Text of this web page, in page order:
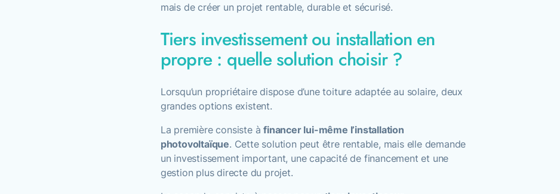
mais de créer un projet rentable, durable et sécurisé.
Tiers investissement ou installation en
propre : quelle solution choisir ?
Lorsqu’un propriétaire dispose d’une toiture adaptée au solaire, deux
grandes options existent.
La première consiste àfinancer lui-même l’installation
photovoltaïque. Cette solution peut être rentable, mais elle demande
un investissement important, une capacité de financement et une
gestion plus directe du projet.